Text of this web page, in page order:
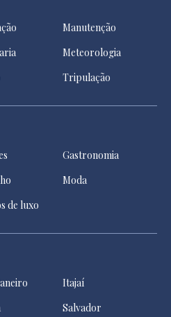
Manutenção
Meteorologia
Tripulação
Gastronomia
Moda
de luxo
Itajaí
Salvador